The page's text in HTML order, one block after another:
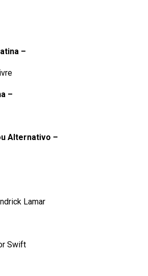
–
–
Alternativo –
Lamar
Swift